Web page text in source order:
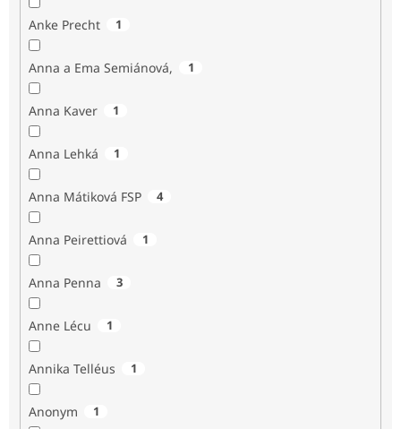
Anke Precht 1
Anna a Ema Semiánová, 1
Anna Kaver 1
Anna Lehká 1
Anna Mátiková FSP 4
Anna Peirettiová 1
Anna Penna 3
Anne Lécu 1
Annika Telléus 1
Anonym 1